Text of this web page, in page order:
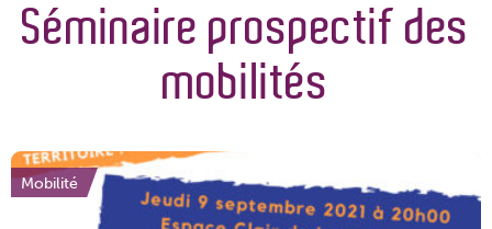
Séminaire prospectif des
mobilités
Mobilité